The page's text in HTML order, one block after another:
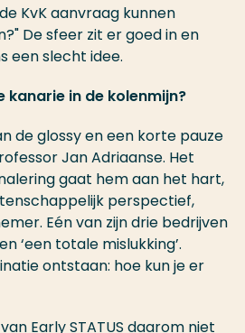
KvK aanvraag kunnen
De sfeer zit er goed in en
een slecht idee.
kanarie in de kolenmijn?
de glossy en een korte pauze
Jan Adriaanse. Het
gaat hem aan het hart,
perspectief,
Eén van zijn drie bedrijven
‘een totale mislukking’.
ontstaan: hoe kun je er
Early STATUS daarom niet